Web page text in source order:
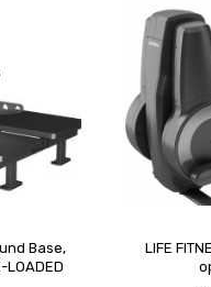
Base,
LOADED
upit LIFE